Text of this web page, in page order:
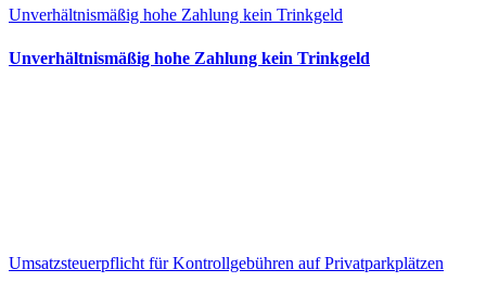
Unverhältnismäßig hohe Zahlung kein Trinkgeld
Unverhältnismäßig hohe Zahlung kein Trinkgeld
Umsatzsteuerpflicht für Kontrollgebühren auf Privatparkplätzen